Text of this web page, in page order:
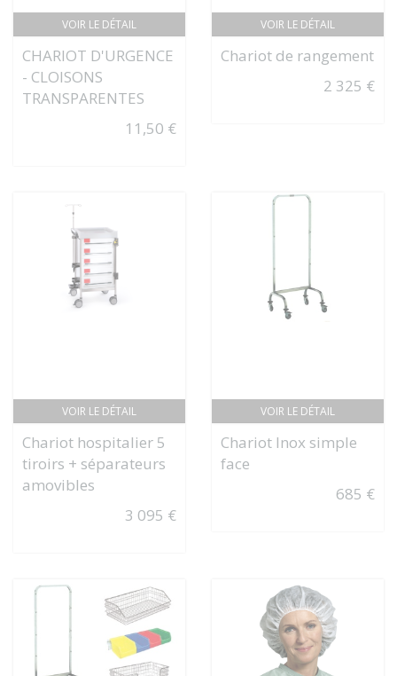
VOIR LE DÉTAIL
CHARIOT D'URGENCE
- CLOISONS
TRANSPARENTES
11,50 €
VOIR LE DÉTAIL
Chariot de rangement
2 325 €
VOIR LE DÉTAIL
Chariot hospitalier 5
tiroirs + séparateurs
amovibles
3 095 €
VOIR LE DÉTAIL
Chariot Inox simple
face
685 €